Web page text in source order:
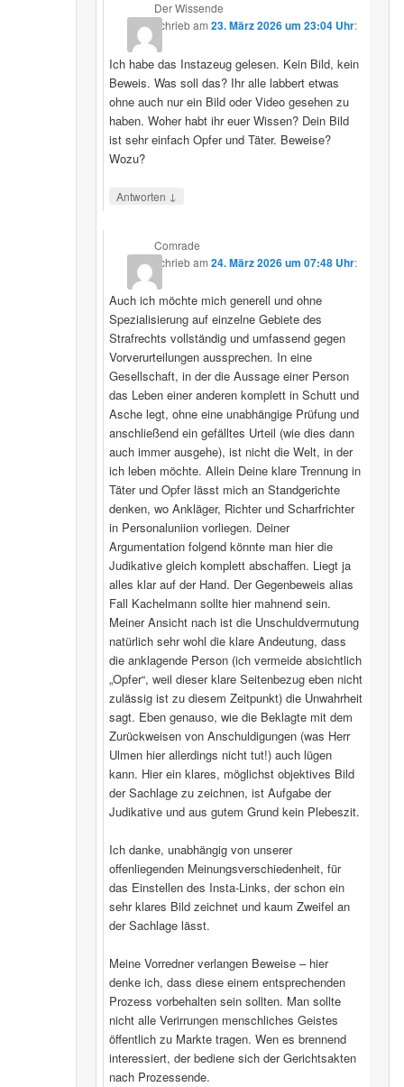
Der Wissende
schriebam23. März 2026 um 23:04 Uhr:
Ich habe das Instazeug gelesen. Kein Bild, kein
Beweis. Was soll das? Ihr alle labbert etwas
ohne auch nur ein Bild oder Video gesehen zu
haben. Woher habt ihr euer Wissen? Dein Bild
ist sehr einfach Opfer und Täter. Beweise?
Wozu?
Antworten ↓
Comrade
schriebam24. März 2026 um 07:48 Uhr:
Auch ich möchte mich generell und ohne
Spezialisierung auf einzelne Gebiete des
Strafrechts vollständig und umfassend gegen
Vorverurteilungen aussprechen. In eine
Gesellschaft, in der die Aussage einer Person
das Leben einer anderen komplett in Schutt und
Asche legt, ohne eine unabhängige Prüfung und
anschließend ein gefälltes Urteil (wie dies dann
auch immer ausgehe), ist nicht die Welt, in der
ich leben möchte. Allein Deine klare Trennung in
Täter und Opfer lässt mich an Standgerichte
denken, wo Ankläger, Richter und Scharfrichter
in Personaluniion vorliegen. Deiner
Argumentation folgend könnte man hier die
Judikative gleich komplett abschaffen. Liegt ja
alles klar auf der Hand. Der Gegenbeweis alias
Fall Kachelmann sollte hier mahnend sein.
Meiner Ansicht nach ist die Unschuldvermutung
natürlich sehr wohl die klare Andeutung, dass
die anklagende Person (ich vermeide absichtlich
„Opfer“, weil dieser klare Seitenbezug eben nicht
zulässig ist zu diesem Zeitpunkt) die Unwahrheit
sagt. Eben genauso, wie die Beklagte mit dem
Zurückweisen von Anschuldigungen (was Herr
Ulmen hier allerdings nicht tut!) auch lügen
kann. Hier ein klares, möglichst objektives Bild
der Sachlage zu zeichnen, ist Aufgabe der
Judikative und aus gutem Grund kein Plebeszit.
Ich danke, unabhängig von unserer
offenliegenden Meinungsverschiedenheit, für
das Einstellen des Insta-Links, der schon ein
sehr klares Bild zeichnet und kaum Zweifel an
der Sachlage lässt.
Meine Vorredner verlangen Beweise – hier
denke ich, dass diese einem entsprechenden
Prozess vorbehalten sein sollten. Man sollte
nicht alle Verirrungen menschliches Geistes
öffentlich zu Markte tragen. Wen es brennend
interessiert, der bediene sich der Gerichtsakten
nach Prozessende.